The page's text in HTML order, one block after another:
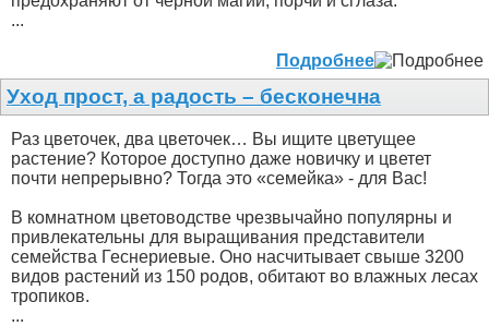
...
Подробнее
Уход прост, а радость – бесконечна
Раз цветочек, два цветочек… Вы ищите цветущее
растение? Которое доступно даже новичку и цветет
почти непрерывно? Тогда это «семейка» - для Вас!
В комнатном цветоводстве чрезвычайно популярны и
привлекательны для выращивания представители
семейства Геснериевые. Оно насчитывает свыше 3200
видов растений из 150 родов, обитают во влажных лесах
тропиков.
...